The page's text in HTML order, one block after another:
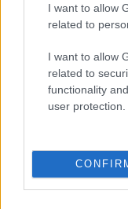
I want to allow
related to
I want to allow
related to
functionality
user protection.